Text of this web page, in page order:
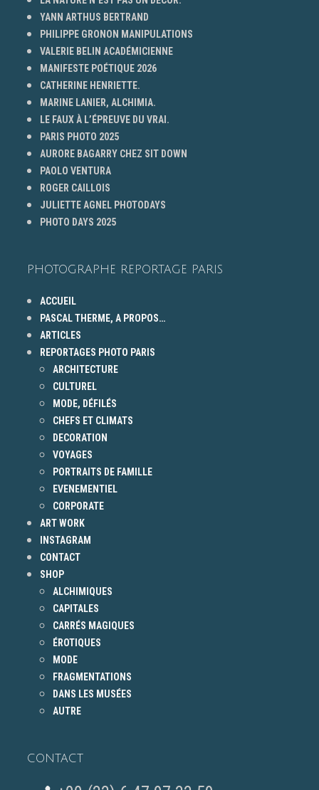
YANN ARTHUS BERTRAND
PHILIPPE GRONON MANIPULATIONS
VALERIE BELIN ACADÉMICIENNE
MANIFESTE POÉTIQUE 2026
CATHERINE HENRIETTE.
MARINE LANIER, ALCHIMIA.
LE FAUX À L’ÉPREUVE DU VRAI.
PARIS PHOTO 2025
AURORE BAGARRY CHEZ SIT DOWN
PAOLO VENTURA
ROGER CAILLOIS
JULIETTE AGNEL PHOTODAYS
PHOTO DAYS 2025
PHOTOGRAPHE REPORTAGE PARIS
ACCUEIL
PASCAL THERME, A PROPOS…
ARTICLES
REPORTAGES PHOTO PARIS
ARCHITECTURE
CULTUREL
MODE, DÉFILÉS
CHEFS ET CLIMATS
DECORATION
VOYAGES
PORTRAITS DE FAMILLE
EVENEMENTIEL
CORPORATE
ART WORK
INSTAGRAM
CONTACT
SHOP
ALCHIMIQUES
CAPITALES
CARRÉS MAGIQUES
ÉROTIQUES
MODE
FRAGMENTATIONS
DANS LES MUSÉES
AUTRE
CONTACT